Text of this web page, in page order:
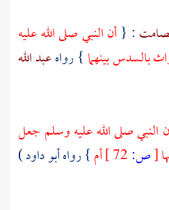
: {أن النبي صلى الله عليه
بالسدس بينهما } رواهعبد الله
النبي صلى الله عليه وسلم جعل
[ص: أم} رواهأبو داود)